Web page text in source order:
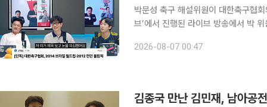
박문성 축구 해설위원이 대한축구협회의 성 접대 보
브’에서 진행된 라이브 방송에서 박
신이냐”라며 “심판에게 경기 잘 봐달
2026-08-07 00:47
김종국 만난 김민재, 남아공